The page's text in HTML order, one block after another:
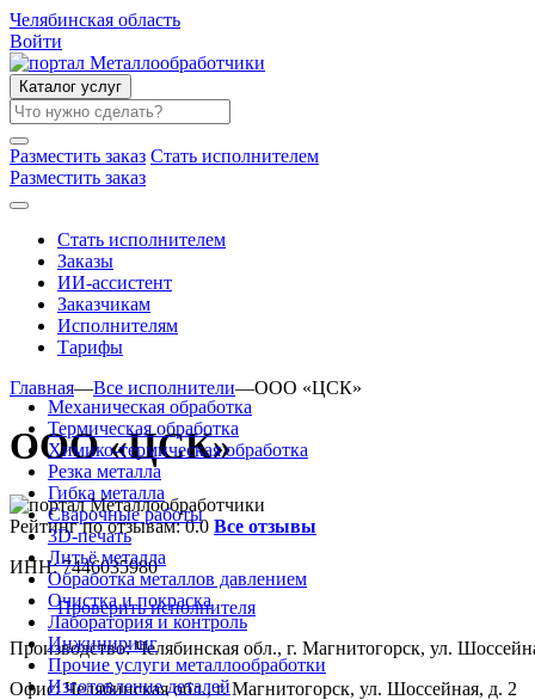
Челябинская область
Войти
Каталог услуг
Разместить заказ Стать исполнителем
Разместить заказ
Стать исполнителем
Заказы
ИИ-ассистент
Заказчикам
Исполнителям
Тарифы
Механическая обработка
Термическая обработка
Химико-термическая обработка
Резка металла
Гибка металла
Сварочные работы
3D-печать
Литьё металла
Обработка металлов давлением
Очистка и покраска
Лаборатория и контроль
Инжиниринг
Прочие услуги металлообработки
Изготовление деталей
Главная—Все исполнители—ООО «ЦСК»
ООО «ЦСК»
Рейтинг по отзывам:0.0 Все отзывы
ИНН: 7446035980
Проверить исполнителя
Производство: Челябинская обл., г. Магнитогорск, ул.
Офис: Челябинская обл., г. Магнитогорск, ул. Шоссейная, д. 2